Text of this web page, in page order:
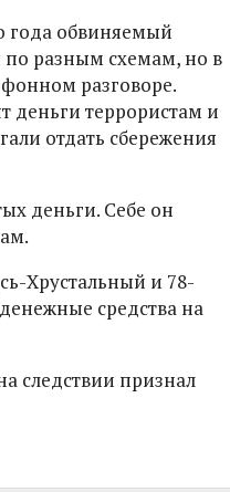
года обвиняемый
по разным схемам, но в
разговоре.
деньги террористам и
отдать сбережения
деньги. Себе он
Хрустальный и 78-
средства на
следствии признал